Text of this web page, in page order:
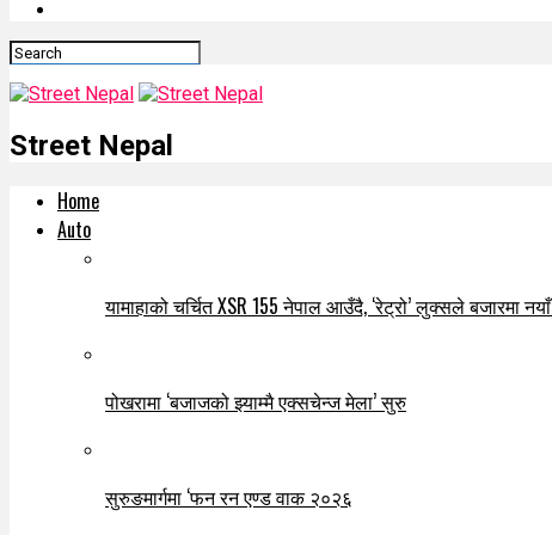
Street Nepal
Home
Auto
यामाहाको चर्चित XSR 155 नेपाल आउँदै, ‘रेट्रो’ लुक्सले बजारमा नयाँ
पोखरामा ‘बजाजको झ्याम्मै एक्सचेन्ज मेला’ सुरु
सुरुङमार्गमा ‘फन रन एण्ड वाक २०२६